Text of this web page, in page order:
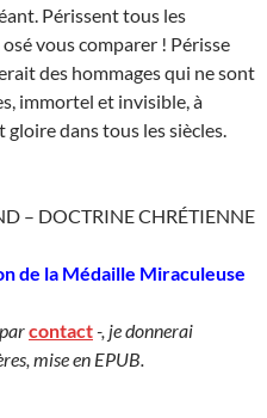
Périssent tous les
vous comparer ! Périsse
des hommages qui ne sont
immortel et invisible, à
dans tous les siècles.
– DOCTRINE CHRÉTIENNE
de la Médaille Miraculeuse
contact-, je donnerai
mise en EPUB.